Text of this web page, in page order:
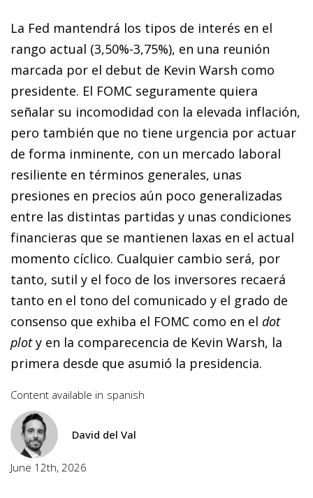
La Fed mantendrá los tipos de interés en el
rango actual (3,50%-3,75%), en una reunión
marcada por el debut de Kevin Warsh como
presidente. El FOMC seguramente quiera
señalar su incomodidad con la elevada inflación,
pero también que no tiene urgencia por actuar
de forma inminente, con un mercado laboral
resiliente en términos generales, unas
presiones en precios aún poco generalizadas
entre las distintas partidas y unas condiciones
financieras que se mantienen laxas en el actual
momento cíclico. Cualquier cambio será, por
tanto, sutil y el foco de los inversores recaerá
tanto en el tono del comunicado y el grado de
consenso que exhiba el FOMC como en el dot
ploty en la comparecencia de Kevin Warsh, la
primera desde que asumió la presidencia.
Content available in spanish
David del Val
June 12th, 2026